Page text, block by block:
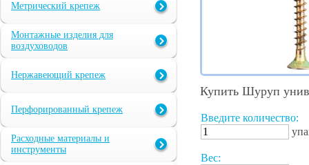
Метрический крепеж
Монтажные изделия для
воздуховодов
Нержавеющий крепеж
Перфорированный крепеж
Расходные материалы и
инструменты
Купить Шуруп
Введите количество:
Вес: